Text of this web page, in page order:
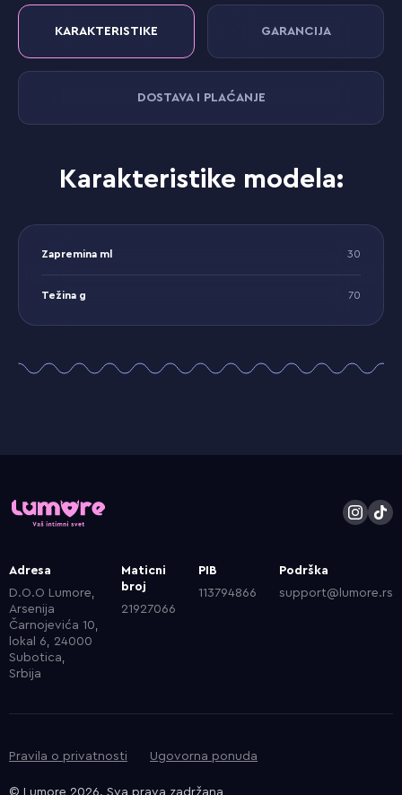
KARAKTERISTIKE GARANCIJA
DOSTAVA I PLAĆANJE
Karakteristike modela:
Zapremina ml 30
Težina g 70
Adresa
D.O.O Lumore,
Arsenija
Čarnojevića 10,
lokal 6, 24000
Subotica,
Srbija
Maticni
broj
21927066
PIB
113794866
Podrška
support@lumore.rs
Pravila o privatnosti Ugovorna ponuda
© Lumore 2026. Sva prava zadržana